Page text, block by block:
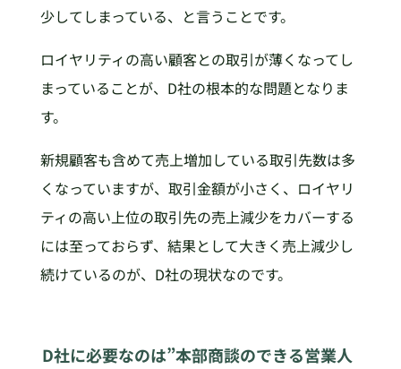
少してしまっている、と言うことです。
ロイヤリティの高い顧客との取引が薄くなってし
まっていることが、D社の根本的な問題となりま
す。
新規顧客も含めて売上増加している取引先数は多
くなっていますが、取引金額が小さく、ロイヤリ
ティの高い上位の取引先の売上減少をカバーする
には至っておらず、結果として大きく売上減少し
続けているのが、D社の現状なのです。
D社に必要なのは”本部商談のできる営業人